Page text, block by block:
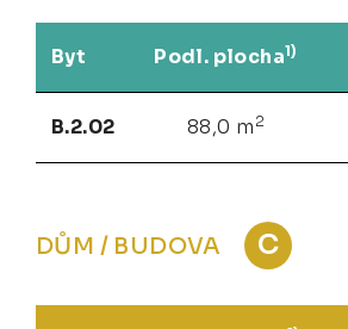
Byt Podl. plocha1)
B.2.02 88,0 m 2
DŮM / BUDOVA C